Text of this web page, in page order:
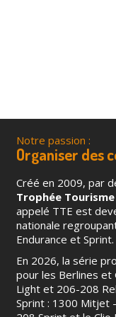
Notre passion :
Organiser des
Créé en 2009, par
Trophée
appelé TTE est
nationale
Endurance et Sprint.
En 2026, la série
pour les Berlines et
Light et 206-208
Sprint : 1300 Mitjet